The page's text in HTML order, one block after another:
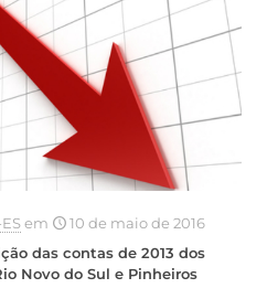
em
10 de maio de 2016
das contas de 2013 dos
Novo do Sul e Pinheiros